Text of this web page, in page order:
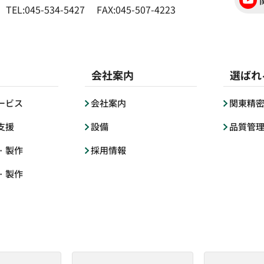
ビス
援
製作
製作
会社案内
会社案内
設備
採用情報
選ば
関東精
品質管理
TEL:045-534-5427 FAX:045-507-4223